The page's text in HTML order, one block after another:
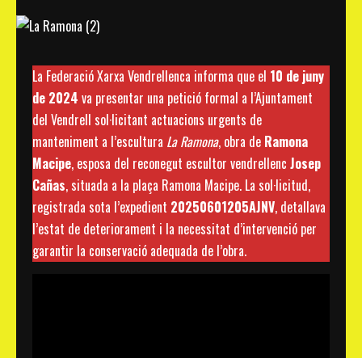
La Federació Xarxa Vendrellenca informa que el 10 de juny
de 2024 va presentar una petició formal a l’Ajuntament
del Vendrell sol·licitant actuacions urgents de
manteniment a l’escultura La Ramona, obra de Ramona
Macipe, esposa del reconegut escultor vendrellenc Josep
Cañas, situada a la plaça Ramona Macipe. La sol·licitud,
registrada sota l’expedient 20250601205AJNV, detallava
l’estat de deteriorament i la necessitat d’intervenció per
garantir la conservació adequada de l’obra.